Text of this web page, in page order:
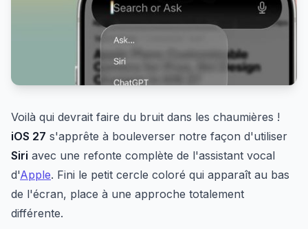
Voilà qui devrait faire du bruit dans les chaumières !
iOS 27 s'apprête à bouleverser notre façon d'utiliser
Siri avec une refonte complète de l'assistant vocal
d'Apple. Fini le petit cercle coloré qui apparaît au bas
de l'écran, place à une approche totalement
différente.